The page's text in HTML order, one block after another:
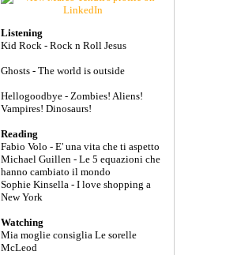
Listening
Kid Rock - Rock n Roll Jesus
Ghosts - The world is outside
Hellogoodbye - Zombies! Aliens!
Vampires! Dinosaurs!
Reading
Fabio Volo - E' una vita che ti aspetto
Michael Guillen - Le 5 equazioni che
hanno cambiato il mondo
Sophie Kinsella - I love shopping a
New York
Watching
Mia moglie consiglia Le sorelle
McLeod